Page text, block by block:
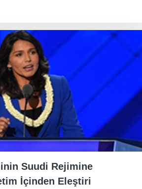
Suudi Rejimine
İçinden Eleştiri